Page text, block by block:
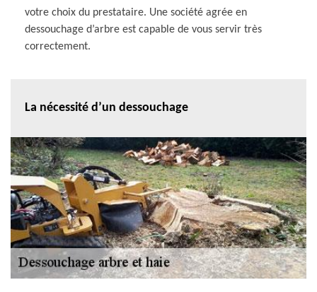
votre choix du prestataire. Une société agrée en
dessouchage d’arbre est capable de vous servir très
correctement.
La nécessité d’un dessouchage